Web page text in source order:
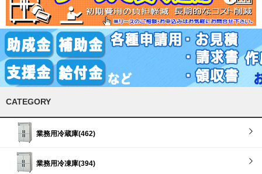
CATEGORY
業務用冷蔵庫(462)
業務用冷凍庫(394)